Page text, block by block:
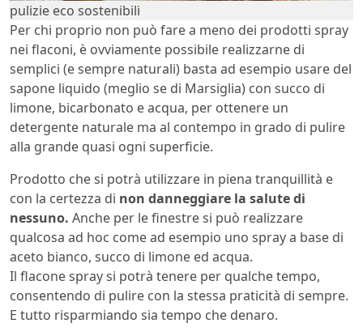
pulizie eco sostenibili
Per chi proprio non può fare a meno dei prodotti spray
nei flaconi, è ovviamente possibile realizzarne di
semplici (e sempre naturali) basta ad esempio usare del
sapone liquido (meglio se di Marsiglia) con succo di
limone, bicarbonato e acqua, per ottenere un
detergente naturale ma al contempo in grado di pulire
alla grande quasi ogni superficie.
Prodotto che si potrà utilizzare in piena tranquillità e
con la certezza di non danneggiare la salute di
nessuno. Anche per le finestre si può realizzare
qualcosa ad hoc come ad esempio uno spray a base di
aceto bianco, succo di limone ed acqua.
Il flacone spray si potrà tenere per qualche tempo,
consentendo di pulire con la stessa praticità di sempre.
E tutto risparmiando sia tempo che denaro.